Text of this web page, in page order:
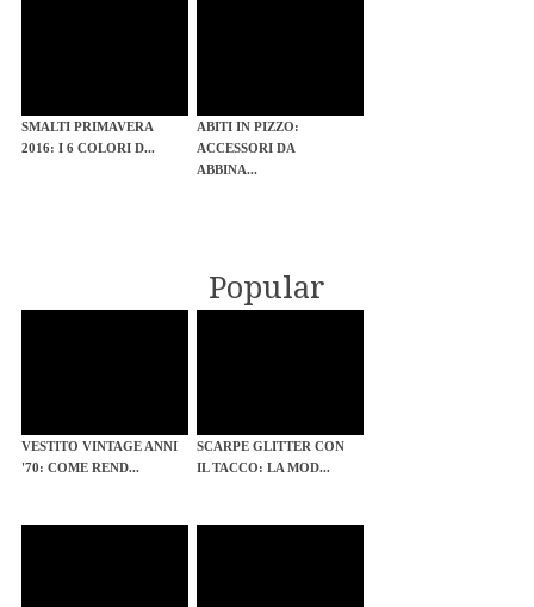
SMALTI PRIMAVERA
2016: I 6 COLORI D...
ABITI IN PIZZO:
ACCESSORI DA
ABBINA...
Popular
VESTITO VINTAGE ANNI
'70: COME REND...
SCARPE GLITTER CON
IL TACCO: LA MOD...